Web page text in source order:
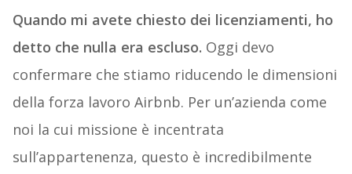
Quando mi avete chiesto dei licenziamenti, ho
detto che nulla era escluso. Oggi devo
confermare che stiamo riducendo le dimensioni
della forza lavoro Airbnb. Per un’azienda come
noi la cui missione è incentrata
sull’appartenenza, questo è incredibilmente